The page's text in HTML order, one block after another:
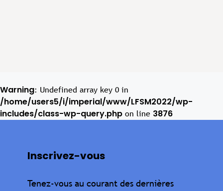
Warning: Undefined array key 0 in
/home/users5/i/imperial/www/LFSM2022/wp-
includes/class-wp-query.php on line 3876
Inscrivez-vous
Tenez-vous au courant des dernières